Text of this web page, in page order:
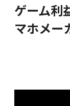
ゲーム利
マホメー